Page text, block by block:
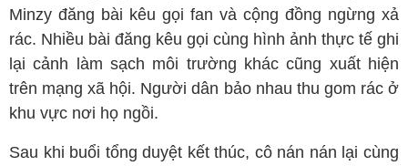
Minzy đăng bài kêu gọi fan và cộng đồng ngừng xả
rác. Nhiều bài đăng kêu gọi cùng hình ảnh thực tế ghi
lại cảnh làm sạch môi trường khác cũng xuất hiện
trên mạng xã hội. Người dân bảo nhau thu gom rác ở
khu vực nơi họ ngồi.
Sau khi buổi tổng duyệt kết thúc, cô nán nán lại cùng